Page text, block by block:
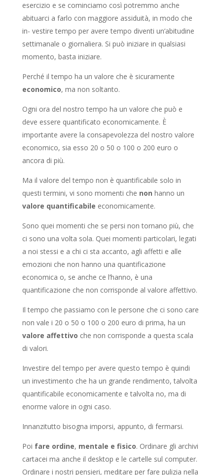
esercizio e se cominciamo così potremmo anche
abituarci a farlo con maggiore assiduità, in modo che
in- vestire tempo per avere tempo diventi un’abitudine
settimanale o giornaliera. Si può iniziare in qualsiasi
momento, basta iniziare.
Perché il tempo ha un valore che è sicuramente
economico, ma non soltanto.
Ogni ora del nostro tempo ha un valore che può e
deve essere quantificato economicamente. È
importante avere la consapevolezza del nostro valore
economico, sia esso 20 o 50 o 100 o 200 euro o
ancora di più.
Ma il valore del tempo non è quantificabile solo in
questi termini, vi sono momenti che non hanno un
valore quantificabile economicamente.
Sono quei momenti che se persi non tornano più, che
ci sono una volta sola. Quei momenti particolari, legati
a noi stessi e a chi ci sta accanto, agli affetti e alle
emozioni che non hanno una quantificazione
economica o, se anche ce l’hanno, è una
quantificazione che non corrisponde al valore affettivo.
Il tempo che passiamo con le persone che ci sono care
non vale i 20 o 50 o 100 o 200 euro di prima, ha un
valore affettivo che non corrisponde a questa scala
di valori.
Investire del tempo per avere questo tempo è quindi
un investimento che ha un grande rendimento, talvolta
quantificabile economicamente e talvolta no, ma di
enorme valore in ogni caso.
Innanzitutto bisogna imporsi, appunto, di fermarsi.
Poi fare ordine, mentale e fisico. Ordinare gli archivi
cartacei ma anche il desktop e le cartelle sul computer.
Ordinare i nostri pensieri, meditare per fare pulizia nella